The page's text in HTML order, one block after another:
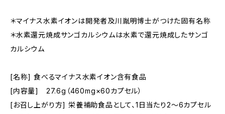
＊マイナス水素イオンは開発者及川胤明博士がつけた固有名称
＊水素還元焼成サンゴカルシウムは水素で還元焼成したサンゴ
カルシウム
[名称] 食べるマイナス水素イオン含有食品
[内容量] 27.6g（460mg×60カプセル）
[お召し上がり方] 栄養補助食品として、1日当たり2～6カプセル